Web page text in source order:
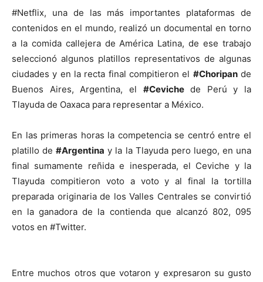
#Netflix, una de las más importantes plataformas de
contenidos en el mundo, realizó un documental en torno
a la comida callejera de América Latina, de ese trabajo
seleccionó algunos platillos representativos de algunas
ciudades y en la recta final compitieron el #Choripande
Buenos Aires, Argentina, el #Cevichede Perú y la
Tlayuda de Oaxaca para representar a México.
En las primeras horas la competencia se centró entre el
platillo de#Argentina y la la Tlayuda pero luego, en una
final sumamente reñida e inesperada, el Ceviche y la
Tlayuda compitieron voto a voto y al final la tortilla
preparada originaria de los Valles Centrales se convirtió
en la ganadora de la contienda que alcanzó 802, 095
votos en #Twitter.
Entre muchos otros que votaron y expresaron su gusto